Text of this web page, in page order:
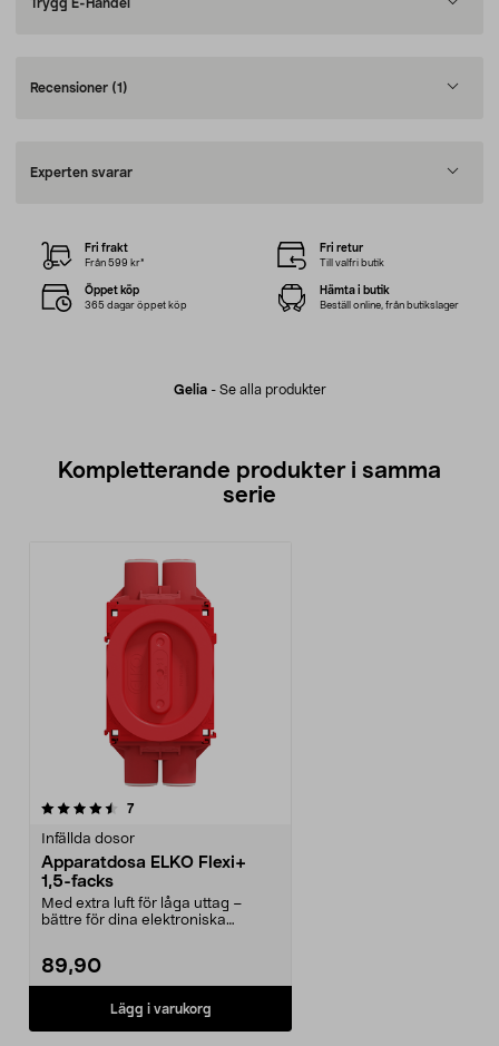
Trygg E-Handel
Recensioner (1)
Experten svarar
Gelia- Se alla produkter
Fri frakt
Från 599 kr*
Fri retur
Till valfri butik
Öppet köp
365 dagar öppet köp
Hämta i butik
Beställ online, från butikslager
Kompletterande produkter i samma
serie
7recensioner
Infällda dosor
Apparatdosa ELKO Flexi+
1,5-facks
Med extra luft för låga uttag –
bättre för dina elektroniska
89,90
Lägg i varukorg